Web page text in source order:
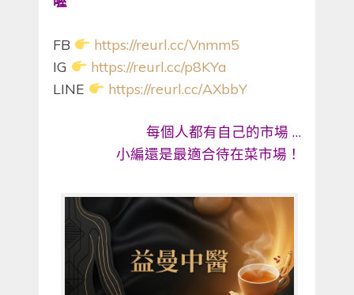
FB
https://reurl.cc/Vnmm5
IG
https://reurl.cc/p8KYa
LINE
https://reurl.cc/AXbbY
每個人都有自己的市場 …
小編還是最適合待在菜市場！